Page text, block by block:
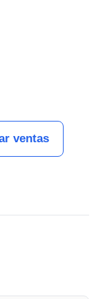
ventas